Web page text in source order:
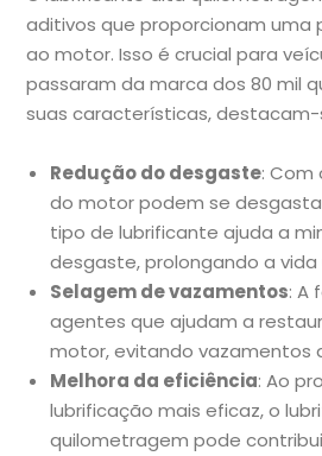
aditivos que proporcionam uma
ao motor. Isso é crucial para
passaram da marca dos 80 mil
suas características, destacam-
Redução do desgaste: Com
do motor podem se
tipo de lubrificante ajuda a
desgaste, prolongando a
Selagem de vazamentos: A
agentes que ajudam a
motor, evitando vazamentos
Melhora da eficiência: Ao
lubrificação mais eficaz, o
quilometragem pode